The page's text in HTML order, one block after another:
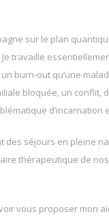
sur le plan
travaille
burn-out qu’une
bloquée, un conflit,
d’incarnation
des séjours en pleine
thérapeutique de nos
vous proposer mon